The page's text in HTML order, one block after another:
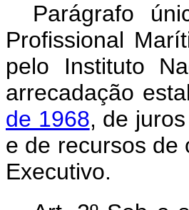
Parágrafo
Profissional
pelo Instituto
arrecadação
de 1968, de
e de recursos de
Executivo.